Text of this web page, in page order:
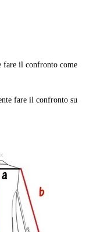
fare il confronto come
fare il confronto su